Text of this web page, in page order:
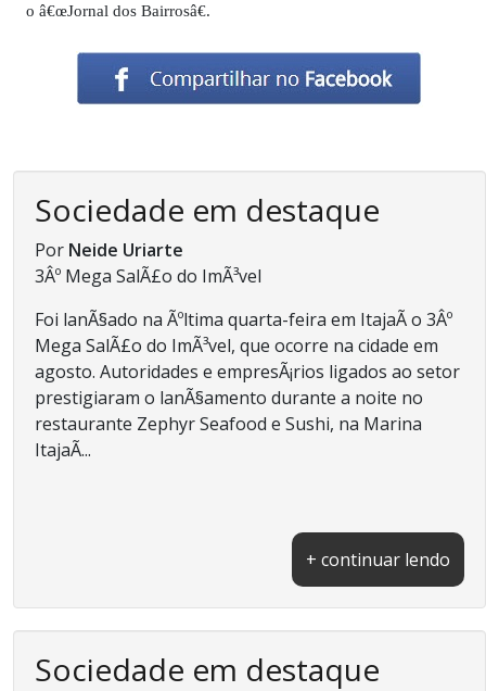
o â€œJornal dos Bairrosâ€.
Sociedade em destaque
Por Neide Uriarte
3Âº Mega SalÃ£o do ImÃ³vel
Foi lanÃ§ado na Ãºltima quarta-feira em ItajaÃ­ o 3Âº
Mega SalÃ£o do ImÃ³vel, que ocorre na cidade em
agosto. Autoridades e empresÃ¡rios ligados ao setor
prestigiaram o lanÃ§amento durante a noite no
restaurante Zephyr Seafood e Sushi, na Marina
ItajaÃ­...
+ continuar lendo
Sociedade em destaque